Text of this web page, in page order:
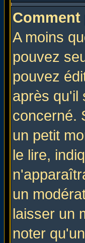
A moins
pouvez
pouvez
après qu'il
concerné.
un petit
le lire,
un
laisser un
noter